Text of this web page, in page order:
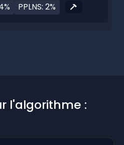
PPLNS: 2%
l'algorithme :